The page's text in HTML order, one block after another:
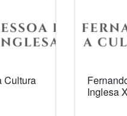
Cultura
Inglesa X